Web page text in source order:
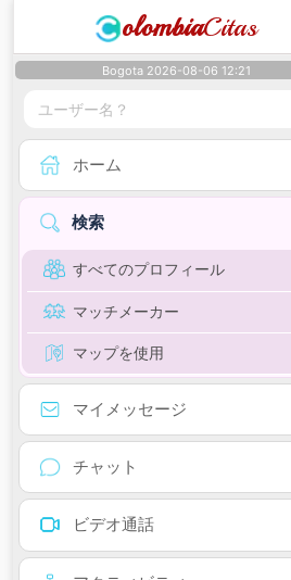
olombiaCitas
Bogota 2026-08-06 12:21
ホーム
検索
すべてのプロフィール
マッチメーカー
マップを使用
マイメッセージ
チャット
ビデオ通話